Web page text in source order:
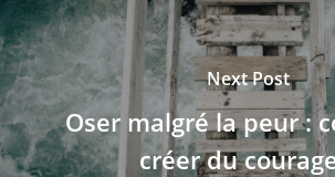
Next Post
Oser malgré la peur :
créer du